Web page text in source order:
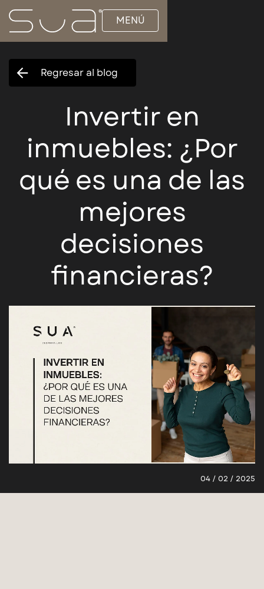
MENÚ
Regresar al blog
Invertir en
inmuebles: ¿Por
qué es una de las
mejores
decisiones
financieras?
04 / 02 / 2025